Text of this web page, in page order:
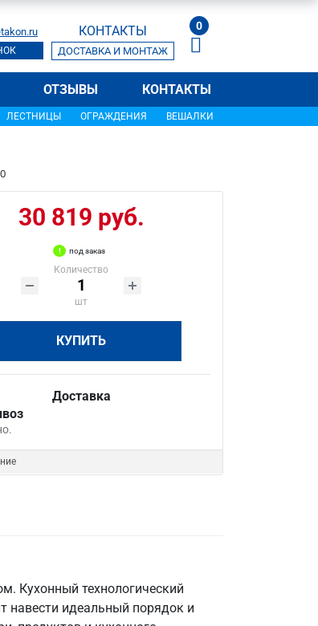
КОНТАКТЫ
ДОСТАВКА И МОНТАЖ
0
ОТЗЫВЫ КОНТАКТЫ
ЛЕСТНИЦЫ ОГРАЖДЕНИЯ ВЕШАЛКИ
30 819 руб.
под заказ
Количество
шт
КУПИТЬ
Доставка
Кухонный технологический
навести идеальный порядок и